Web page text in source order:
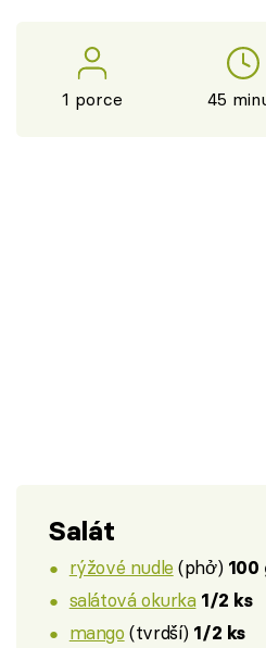
1 porce 45
Salát
rýžové nudle (phở) 100
salátová okurka 1/2 ks
mango (tvrdší) 1/2 ks